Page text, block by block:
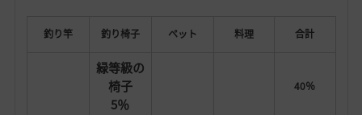
釣り竿 釣り椅子 ペット 料理 合計
緑等級の
椅子
5％
40％